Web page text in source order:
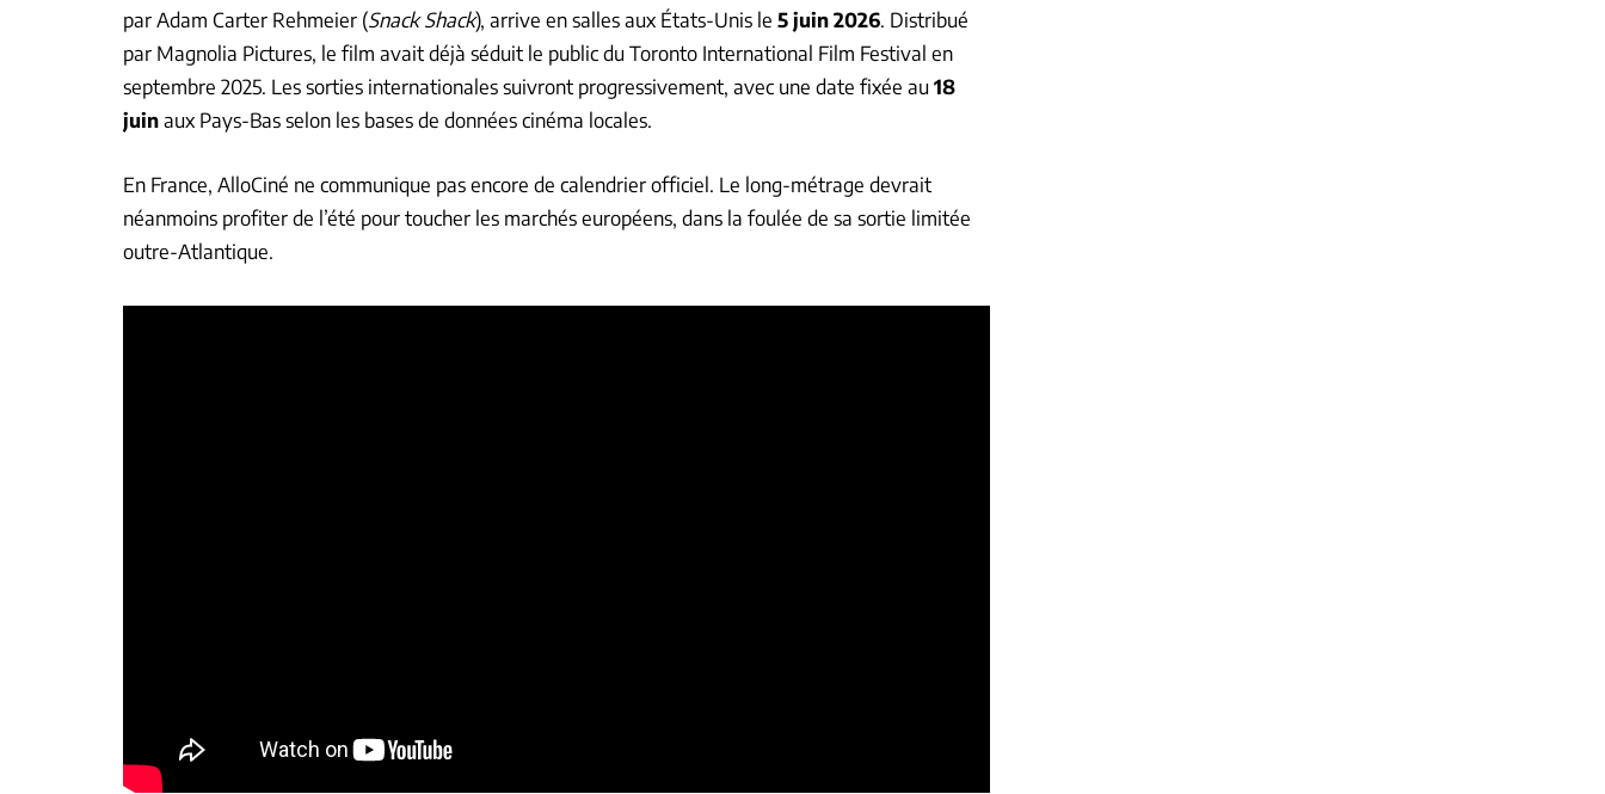
par Adam Carter Rehmeier (Snack Shack), arrive en salles aux États-Unis le 5 juin 2026. Distribué
par Magnolia Pictures, le film avait déjà séduit le public du Toronto International Film Festival en
septembre 2025. Les sorties internationales suivront progressivement, avec une date fixée au18
juinaux Pays-Bas selon les bases de données cinéma locales.
En France, AlloCiné ne communique pas encore de calendrier officiel. Le long-métrage devrait
néanmoins profiter de l’été pour toucher les marchés européens, dans la foulée de sa sortie limitée
outre-Atlantique.